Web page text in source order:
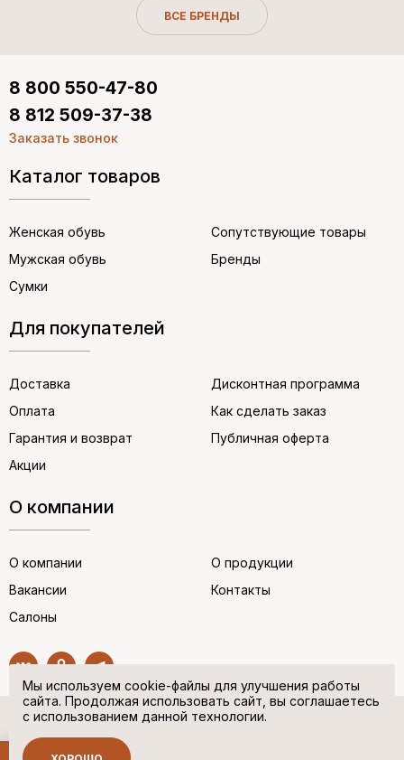
ВСЕ БРЕНДЫ
Каталог товаров
Женская обувь
Мужская обувь
Сумки
Сопутствующие товары
Бренды
Для покупателей
Доставка
Оплата
Гарантия и возврат
Акции
Дисконтная программа
Как сделать заказ
Публичная оферта
О компании
О компании
Вакансии
Салоны
О продукции
Контакты
8 800 550-47-80
8 812 509-37-38
Заказать звонок
© “НЕМЕЦКАЯ ОБУВЬ” 2017. Все права защищены.
Политика в отношении персональных данных
Мы используем cookie-файлы для улучшения работы
сайта. Продолжая использовать сайт, вы соглашаетесь
с использованием данной технологии.